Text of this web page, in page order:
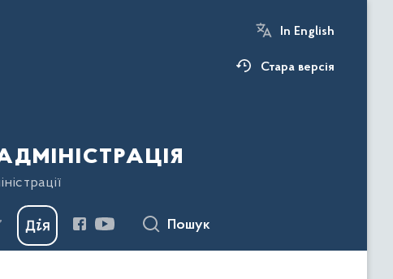
In English
Стара версія
Пошук